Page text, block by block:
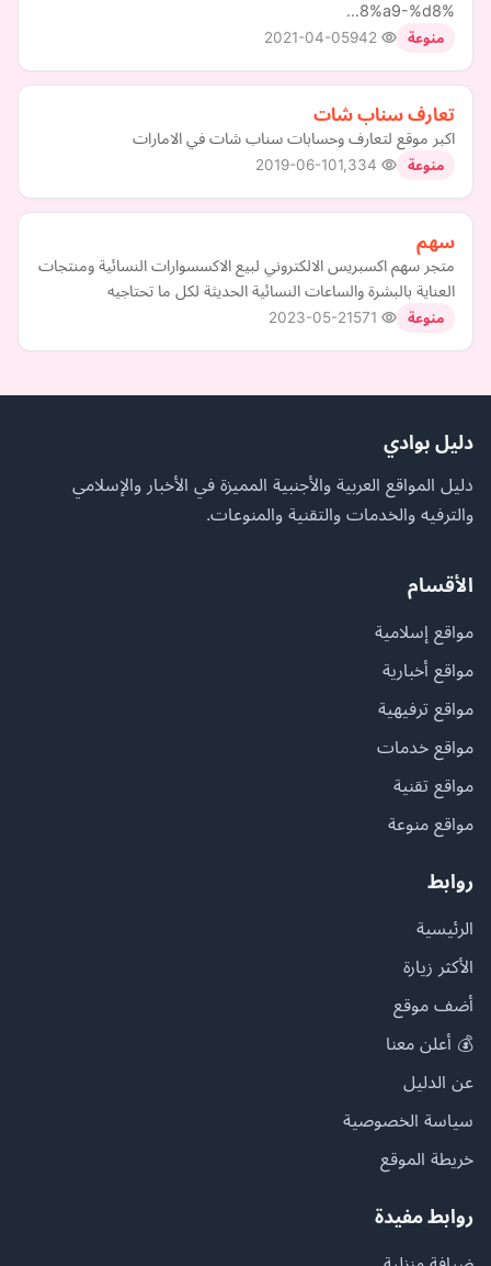
8%a9-%d8%…
منوعة 2021-04-05
تعارف سناب شات
اكبر موقع لتعارف وحسابات سناب شات في الامارات
منوعة 2019-06-10
سهم
متجر سهم اكسبريس الالكتروني لبيع الاكسسوارات النسائية ومنتجات
العناية بالبشرة والساعات النسائية الحديثة لكل ما تحتاجيه
منوعة 2023-05-21
دليل بوادي
دليل المواقع العربية والأجنبية المميزة في الأخبار والإسلامي
والترفيه والخدمات والتقنية والمنوعات.
الأقسام
مواقع إسلامية
مواقع أخبارية
مواقع ترفيهية
مواقع خدمات
مواقع تقنية
مواقع منوعة
روابط
الرئيسية
الأكثر زيارة
أضف موقع
💰 أعلن معنا
عن الدليل
سياسة الخصوصية
خريطة الموقع
روابط مفيدة